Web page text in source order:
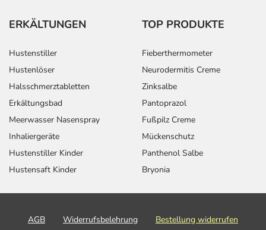
ERKÄLTUNGEN
Hustenstiller
Hustenlöser
Halsschmerztabletten
Erkältungsbad
Meerwasser Nasenspray
Inhaliergeräte
Hustenstiller Kinder
Hustensaft Kinder
TOP PRODUKTE
Fieberthermometer
Neurodermitis Creme
Zinksalbe
Pantoprazol
Fußpilz Creme
Mückenschutz
Panthenol Salbe
Bryonia
AGB Widerrufsbelehrung
Bestellung widerrufen